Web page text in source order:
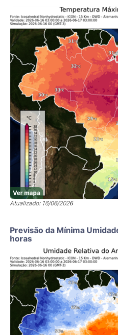
Ver mapa
Atualizado: 16/06/2026
Previsão da Mínima
horas